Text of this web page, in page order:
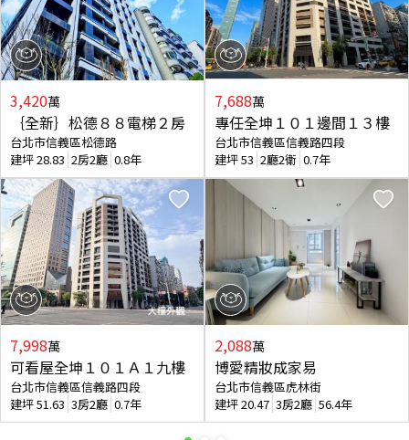
3,420萬
｛全新｝松德８８電梯２房
台北市信義區松德路
建坪28.83 2房2廳 0.8年
7,998萬
可看屋全坤１０１Ａ１九樓
台北市信義區信義路四段
建坪51.63 3房2廳 0.7年
7,688萬
專任全坤１０１邊間１３樓
台北市信義區信義路四段
建坪53 2廳2衛 0.7年
2,088萬
博愛精妝成家易
台北市信義區虎林街
建坪20.47 3房2廳 56.4年